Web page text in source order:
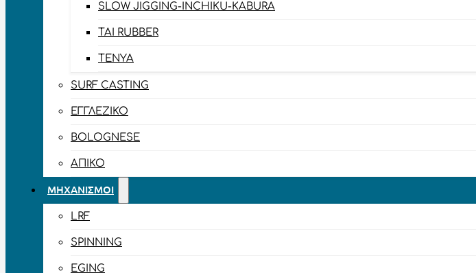
SLOW JIGGING-INCHIKU-KABURA
TAI RUBBER
TENYA
SURF CASTING
ΕΓΓΛΈΖΙΚΟ
BOLOGNESE
ΑΠΊΚΟ
ΜΗΧΑΝΙΣΜΟΊ
LRF
SPINNING
EGING